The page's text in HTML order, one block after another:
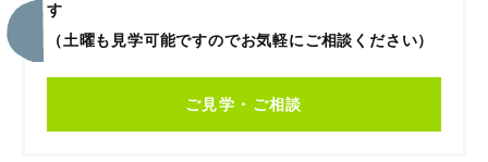
す
（土曜も見学可能ですのでお気軽にご相談ください）
ご見学・ご相談